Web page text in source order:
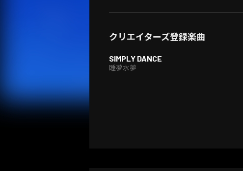
クリエイターズ登録楽曲
SIMPLY DANCE
睡夢水夢